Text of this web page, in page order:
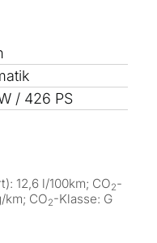
/ 426 PS
12,6 l/100km; CO2-
km; CO2-Klasse: G